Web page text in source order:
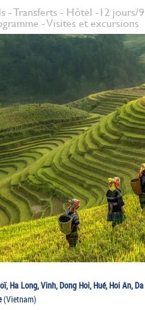
- Transferts - Hôtel -12 jours/
- Visites et excursions
Ha Long, Vinh, Dong Hoi, Hué, Hoi An,
(Vietnam)